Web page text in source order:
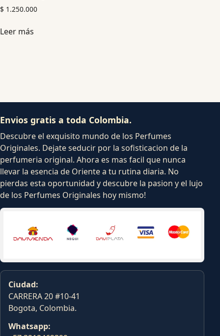
$ 1.250.000
Leer más
Envios gratis a toda Colombia.
Descubre el exquisito mundo de los Perfumes
Originales. Dejate seducir por la sofisticacion de la
perfumeria original. Ahora es mas facil que nunca
llevar la esencia de Oriente a tu rutina diaria. No
pierdas esta oportunidad y descubre la pasion y el lujo
de los Perfumes Originales hoy mismo!
Ciudad:
CARRERA 20 #10-41
Bogota, Colombia.
Whatsapp: